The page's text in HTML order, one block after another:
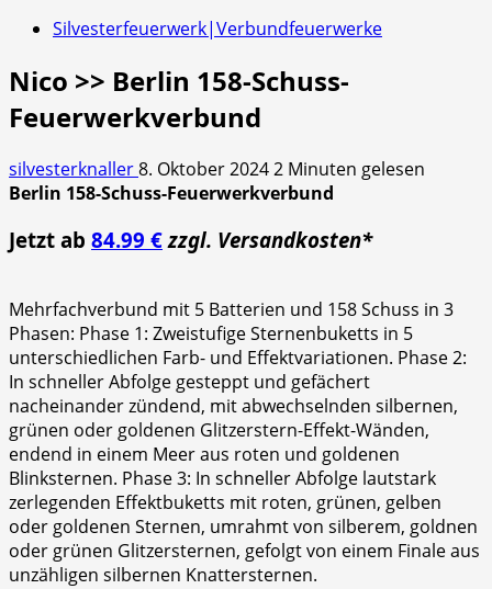
Silvesterfeuerwerk|Verbundfeuerwerke
Nico >> Berlin 158-Schuss-
Feuerwerkverbund
silvesterknaller8. Oktober 20242 Minuten gelesen
Berlin 158-Schuss-Feuerwerkverbund
Jetzt ab 84.99 € zzgl. Versandkosten*
Mehrfachverbund mit 5 Batterien und 158 Schuss in 3
Phasen: Phase 1: Zweistufige Sternenbuketts in 5
unterschiedlichen Farb- und Effektvariationen. Phase 2:
In schneller Abfolge gesteppt und gefächert
nacheinander zündend, mit abwechselnden silbernen,
grünen oder goldenen Glitzerstern-Effekt-Wänden,
endend in einem Meer aus roten und goldenen
Blinksternen. Phase 3: In schneller Abfolge lautstark
zerlegenden Effektbuketts mit roten, grünen, gelben
oder goldenen Sternen, umrahmt von silberem, goldnen
oder grünen Glitzersternen, gefolgt von einem Finale aus
unzähligen silbernen Knattersternen.